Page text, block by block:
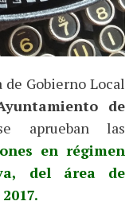
Gobierno Local
de
las
en régimen
del área de